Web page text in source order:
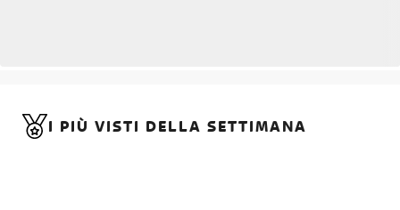
I PIÙ VISTI DELLA SETTIMANA